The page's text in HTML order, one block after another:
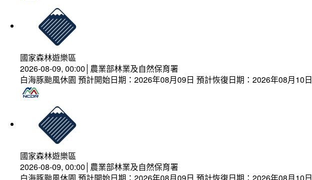
國家森林遊樂區
2026-08-09, 00:00│農業部林業及自然保育署
白海豚颱風休園 預計開始日期：2026年08月09日 預計恢復日期：2026年08月10日
國家森林遊樂區
2026-08-09, 00:00│農業部林業及自然保育署